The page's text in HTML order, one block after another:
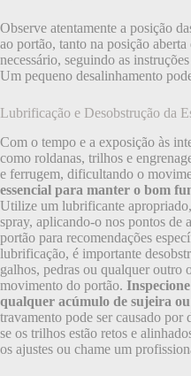
Observe atentamente a posição
ao portão, tanto na posição
necessário, seguindo as
Um pequeno desalinhamento
Lubrificação e Desobstrução da
Com o tempo e a exposição às
como roldanas, trilhos e
e ferrugem, dificultando o
essencial para manter o bom
Utilize um lubrificante
spray, aplicando-o nos pontos de
portão para recomendações
lubrificação, é importante
galhos, pedras ou qualquer outro
movimento do portão.
qualquer acúmulo de sujeira
travamento pode ser causado
se os trilhos estão retos e
os ajustes ou chame um